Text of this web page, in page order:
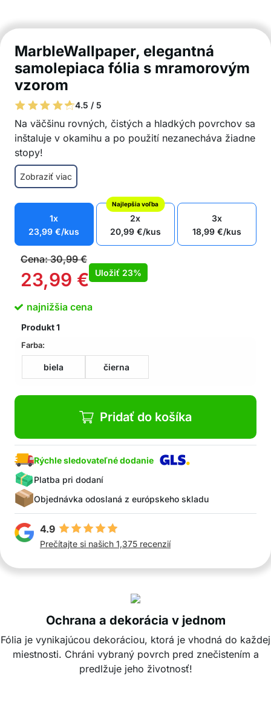
MarbleWallpaper, elegantná
samolepiaca fólia s mramorovým
vzorom
4.5 / 5
Na väčšinu rovných, čistých a hladkých povrchov sa
inštaluje v okamihu a po použití nezanecháva žiadne
stopy!
Skrášľuje priestor a poskytuje ochranu
Jednoduchá inštalácia – samolepiaca základňa
Jednoduché čistenie
Odolný voči vode
Nastaviteľná veľkosť
Po použití lepidlo nezanecháva žiadne stopy
Balenie obsahuje: 1x samolepiaca fólia s
mramorovým vzorom
Zobraziť viac
1x
23,99€/kus
Najlepšia voľba
2x
20,99 €/kus
3x
18,99€/kus
Cena:30,99€
23,99 € Uložiť 23%
najnižšia cena
Produkt1
Farba:
biela čierna
Pridať do košíka
Rýchle sledovateľné dodanie
Platba pri dodaní
Objednávka odoslaná z európskeho skladu
4.9
Prečítajte si našich 1,375 recenzií
Ochrana a dekorácia v jednom
Fólia je vynikajúcou dekoráciou, ktorá je vhodná do každej
miestnosti. Chráni vybraný povrch pred znečistením a
predlžuje jeho životnosť!